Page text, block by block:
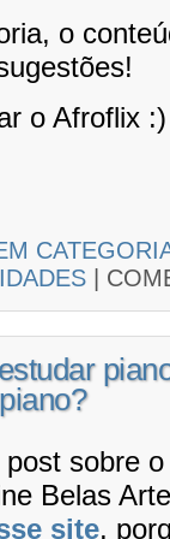
o
o Afroflix :)
sobre
Belas
site,